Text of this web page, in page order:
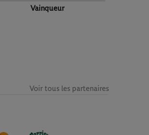
Vainqueur
Voir tous les partenaires